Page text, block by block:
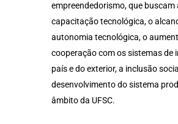
empreendedorismo, que buscam
capacitação tecnológica, o
autonomia tecnológica, o
cooperação com os sistemas de
país e do exterior, a inclusão
desenvolvimento do sistema
âmbito da UFSC.